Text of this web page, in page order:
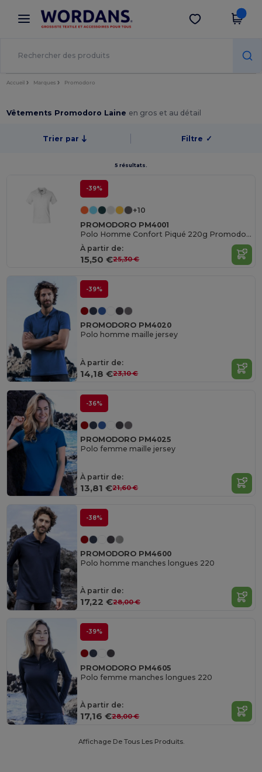
× Appli Wordans
Meilleurs prix sur l’app !
Obtenir l'appli
Accueil Marques Promodoro
Vêtements Promodoro Laine en gros et au détail
Trier par Filtre ✓
5 résultats.
-39%
+10
PROMODORO PM4001
Polo Homme Confort Piqué 220g Promodoro
À partir de:
15,50 €25,30 €
-39%
PROMODORO PM4020
Polo homme maille jersey
À partir de:
14,18 €23,10 €
-36%
PROMODORO PM4025
Polo femme maille jersey
À partir de:
13,81 €21,60 €
-38%
PROMODORO PM4600
Polo homme manches longues 220
À partir de:
17,22 €28,00 €
-39%
PROMODORO PM4605
Polo femme manches longues 220
À partir de:
17,16 €28,00 €
Affichage De Tous Les Produits.